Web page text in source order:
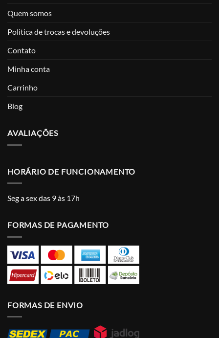
Quem somos
Politica de trocas e devoluções
Contato
Minha conta
Carrinho
Blog
AVALIAÇÕES
HORÁRIO DE FUNCIONAMENTO
Seg a sex das 9 às 17h
FORMAS DE PAGAMENTO
FORMAS DE ENVIO